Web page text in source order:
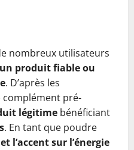
nombreux utilisateurs
produit fiable ou
. D’après les
complément pré-
légitime bénéficiant
. En tant que poudre
l’accent sur l’énergie